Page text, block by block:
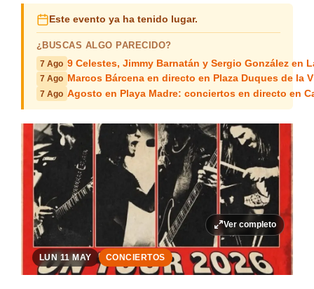
Este evento ya ha tenido lugar.
¿BUSCAS ALGO PARECIDO?
7 Ago 9 Celestes, Jimmy Barnatán y Sergio González en
7 Ago Marcos Bárcena en directo en Plaza Duques de la
7 Ago Agosto en Playa Madre: conciertos en directo en
Ver completo
LUN 11 MAY CONCIERTOS